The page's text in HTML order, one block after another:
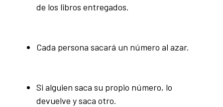
de los libros entregados.
Cada persona sacará un número al azar.
Si alguien saca su propio número, lo
devuelve y saca otro.